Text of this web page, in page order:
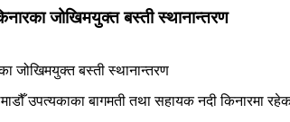
जोखिमयुक्त बस्ती स्थानान्तरण
उपत्यकाका बागमती तथा सहायक नदी किनारमा